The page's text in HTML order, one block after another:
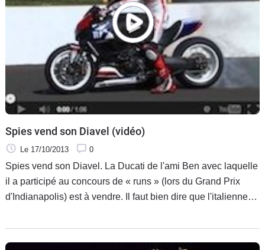
Spies vend son Diavel (vidéo)
Le 17/10/2013 0
Spies vend son Diavel. La Ducati de l'ami Ben avec laquelle
il a participé au concours de « runs » (lors du Grand Prix
d'Indianapolis) est à vendre. Il faut bien dire que l'italienne